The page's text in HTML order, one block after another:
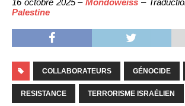
Palestine
COLLABORATEURS GÉNOCIDE
RESISTANCE TERRORISME ISRAÉLIEN